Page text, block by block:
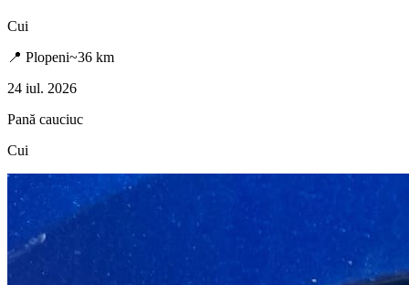
Cui
📍 Plopeni~36 km
24 iul. 2026
Pană cauciuc
Cui